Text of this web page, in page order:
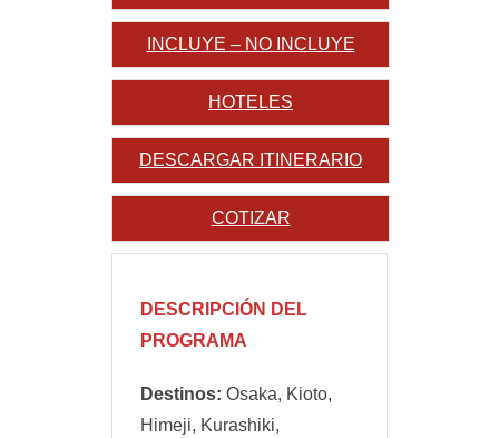
INCLUYE – NO INCLUYE
HOTELES
DESCARGAR ITINERARIO
COTIZAR
DESCRIPCIÓN DEL
PROGRAMA
Destinos: Osaka, Kioto,
Himeji, Kurashiki,